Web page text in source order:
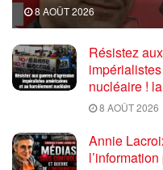
8 AOÛT 2026
Résistez
nucléaire !
8 AOÛT 2026
Annie